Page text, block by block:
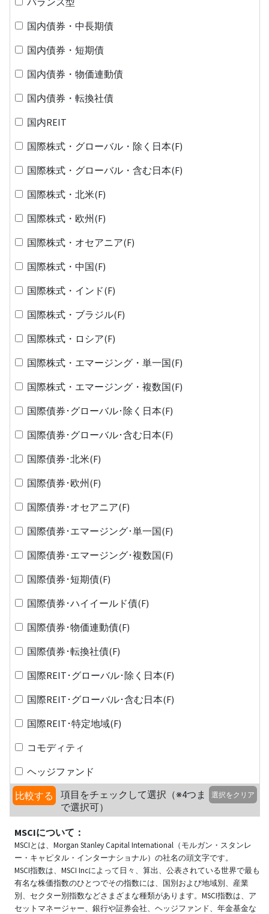
国内債券・中長期債
国内債券・短期債
国内債券・物価連動債
国内債券・転換社債
国内REIT
国際株式・グローバル・除く日本(F)
国際株式・グローバル・含む日本(F)
国際株式・北米(F)
国際株式・欧州(F)
国際株式・オセアニア(F)
国際株式・中国(F)
国際株式・インド(F)
国際株式・ブラジル(F)
国際株式・ロシア(F)
国際株式・エマージング・単一国(F)
国際株式・エマージング・複数国(F)
国際債券･グローバル･除く日本(F)
国際債券･グローバル･含む日本(F)
国際債券･北米(F)
国際債券･欧州(F)
国際債券･オセアニア(F)
国際債券･エマージング･単一国(F)
国際債券･エマージング･複数国(F)
国際債券･短期債(F)
国際債券･ハイイールド債(F)
国際債券･物価連動債(F)
国際債券･転換社債(F)
国際REIT･グローバル･除く日本(F)
国際REIT･グローバル･含む日本(F)
国際REIT･特定地域(F)
コモディティ
ヘッジファンド
比較する
項目をチェックして選択（※4つま
で選択可）
選択をクリア
MSCIについて：
MSCIとは、Morgan Stanley Capital International（モルガン・スタンレ
ー・キャピタル・インターナショナル）の社名の頭文字です。
MSCI指数は、MSCI Incによって日々、算出、公表されている世界で最も
有名な株価指数のひとつでその指数には、国別および地域別、産業
別、セクター別指数などさまざまな種類があります。MSCI指数は、ア
セットマネージャー、銀行や証券会社、ヘッジファンド、年金基金な